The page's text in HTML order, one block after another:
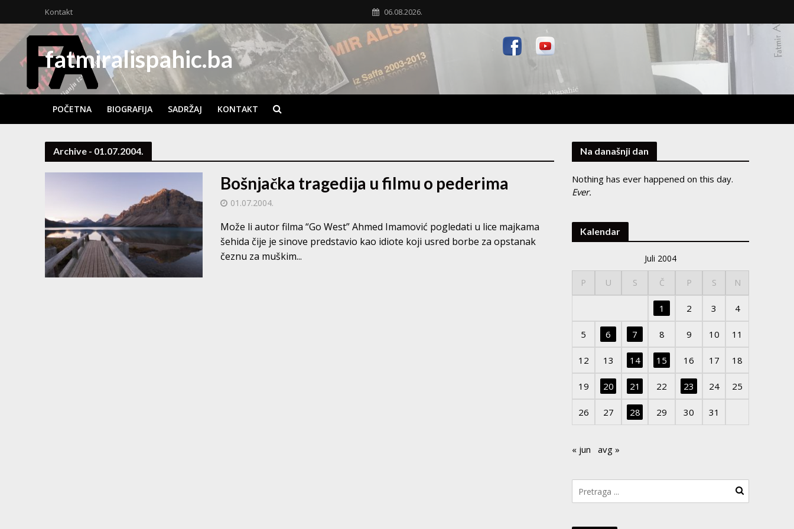
Kontakt 06.08.2026.
fatmiralispahic.ba
POČETNA BIOGRAFIJA SADRŽAJ KONTAKT
Archive - 01.07.2004.
Bošnjačka tragedija u filmu o pederima
01.07.2004.
Može li autor filma “Go West” Ahmed Imamović pogledati u lice majkama
šehida čije je sinove predstavio kao idiote koji usred borbe za opstanak
čeznu za muškim...
Na današnji dan
Nothing has ever happened on this day.
Ever.
Kalendar
Juli 2004
P U S Č P S N
1 2 3 4
5 6 7 8 9 10 11
12 13 14 15 16 17 18
19 20 21 22 23 24 25
26 27 28 29 30 31
« jun avg »